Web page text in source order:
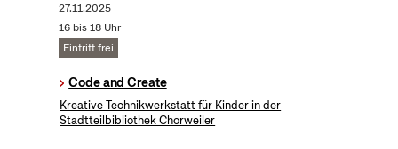
27.11.2025
16 bis 18 Uhr
Eintritt frei
Code and Create
Kreative Technikwerkstatt für Kinder in der
Stadtteilbibliothek Chorweiler